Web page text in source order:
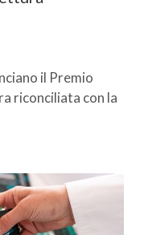
il Premio
riconciliata con la